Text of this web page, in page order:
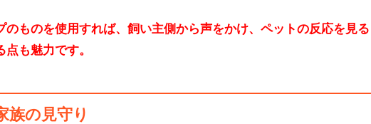
のものを使用すれば、飼い主側から声をかけ、ペットの反応を見る
も魅力です。
族の見守り